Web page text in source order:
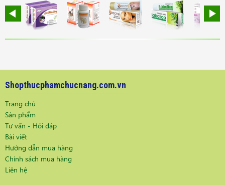
Shopthucphamchucnang.com.vn
Trang chủ
Sản phẩm
Tư vấn - Hỏi đáp
Bài viết
Hướng dẫn mua hàng
Chính sách mua hàng
Liên hệ